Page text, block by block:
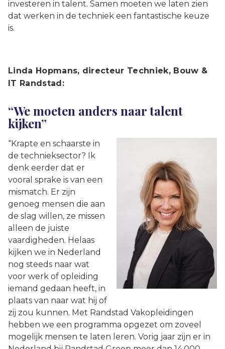
investeren in talent. Samen moeten we laten zien
dat werken in de techniek een fantastische keuze
is.
Linda Hopmans, directeur Techniek, Bouw &
IT Randstad:
“We moeten anders naar talent
kijken”
“Krapte en schaarste in
de technieksector? Ik
denk eerder dat er
vooral sprake is van een
mismatch. Er zijn
genoeg mensen die aan
de slag willen, ze missen
alleen de juiste
vaardigheden. Helaas
kijken we in Nederland
nog steeds naar wat
voor werk of opleiding
iemand gedaan heeft, in
plaats van naar wat hij of
zij zou kunnen. Met Randstad Vakopleidingen
hebben we een programma opgezet om zoveel
mogelijk mensen te laten leren. Vorig jaar zijn er in